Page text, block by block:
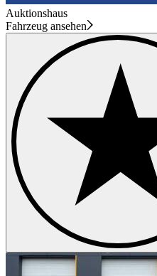
Auktionshaus
Fahrzeug ansehen